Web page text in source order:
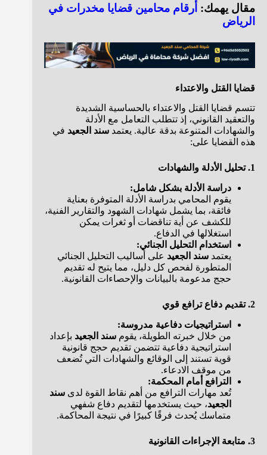
مقال يهمك: أرقام محامين قضايا مخدرات في
الرياض
قضايا القتل والاعتداء
تتسم قضايا القتل والاعتداء بالحساسية الشديدة
والتعقيد القانوني، إذ تتطلب التعامل مع الأدلة
والشهادات المتنوعة بدقة عالية. يعتمد سند الجعيد في
هذه القضايا على:
1. تحليل الأدلة والشهادات
دراسة الأدلة بشكل شامل:
يقوم المحامي بدراسة الأدلة المتوفرة بعناية
فائقة، بما يشمل شهادات الشهود والتقارير الفنية،
للكشف عن أية تناقضات أو ثغرات يمكن
استغلالها في الدفاع.
استخدام التحليل الجنائي:
يعتمد سند الجعيد على أساليب التحليل الجنائي
المتطورة لفحص كل دليل، مما يتيح له تقديم
حجج مدعومة بالبيانات والإحصاءات القانونية.
2. تقديم دفاع ترافع قوي
استراتيجيات دفاعية مدروسة:
من خلال خبرته الطويلة، يقوم سند الجعيد بإعداد
استراتيجية دفاعية تتضمن تقديم حجج قانونية
قوية تستند إلى الوقائع والشهادات التي تُضعف
من موقف الادعاء.
الترافع أمام المحكمة:
تُعد مهارات الترافع من أهم نقاط القوة لدى سند
الجعيد، حيث يستخدمها لتقديم دفاع شفهي
متماسك يُحدث فرقًا كبيرًا في نتيجة المحاكمة.
3. متابعة الإجراءات القانونية